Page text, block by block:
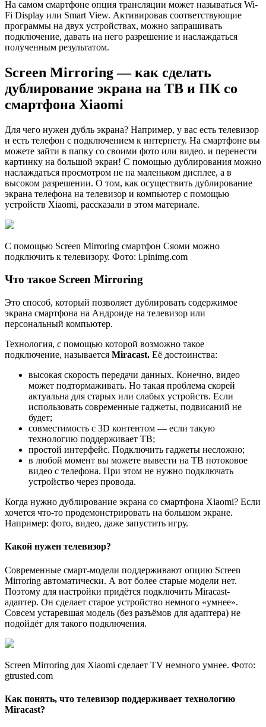
На самом смартфоне опция трансляции может называться Wi-
Fi Display или Smart View. Активировав соответствующие
программы на двух устройствах, можно запрашивать
подключение, давать на него разрешение и наслаждаться
полученным результатом.
Screen Mirroring — как сделать
дублирование экрана на ТВ и ПК со
смартфона Xiaomi
Для чего нужен дубль экрана? Например, у вас есть телевизор
и есть телефон с подключением к интернету. На смартфоне вы
можете зайти в папку со своими фото или видео. и перенести
картинку на большой экран! С помощью дублирования можно
наслаждаться просмотром не на маленьком дисплее, а в
высоком разрешении. О том, как осуществить дублирование
экрана телефона на телевизор и компьютер с помощью
устройств Xiaomi, рассказали в этом материале.
С помощью Screen Mirroring смартфон Сяоми можно
подключить к телевизору. Фото: i.pinimg.com
Что такое Screen Mirroring
Это способ, который позволяет дублировать содержимое
экрана смартфона на Андроиде на телевизор или
персональный компьютер.
Технология, с помощью которой возможно такое
подключение, называется Miracast. Её достоинства:
высокая скорость передачи данных. Конечно, видео
может подтормаживать. Но такая проблема скорей
актуальна для старых или слабых устройств. Если
использовать современные гаджеты, подвисаний не
будет;
совместимость с 3D контентом — если такую
технологию поддерживает ТВ;
простой интерфейс. Подключить гаджеты несложно;
в любой момент вы можете вывести на ТВ потоковое
видео с телефона. При этом не нужно подключать
устройство через провода.
Когда нужно дублирование экрана со смартфона Xiaomi? Если
хочется что-то продемонстрировать на большом экране.
Например: фото, видео, даже запустить игру.
Какой нужен телевизор?
Современные смарт-модели поддерживают опцию Screen
Mirroring автоматически. А вот более старые модели нет.
Поэтому для настройки придётся подключить Miracast-
адаптер. Он сделает старое устройство немного «умнее».
Совсем устаревшая модель (без разъёмов для адаптера) не
подойдёт для такого подключения.
Screen Mirroring для Xiaomi сделает TV немного умнее. Фото:
gtrusted.com
Как понять, что телевизор поддерживает технологию
Miracast?